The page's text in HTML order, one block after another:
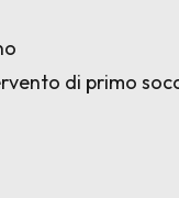
di primo